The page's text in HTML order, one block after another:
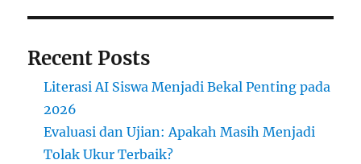
Recent Posts
Literasi AI Siswa Menjadi Bekal Penting pada
2026
Evaluasi dan Ujian: Apakah Masih Menjadi
Tolak Ukur Terbaik?